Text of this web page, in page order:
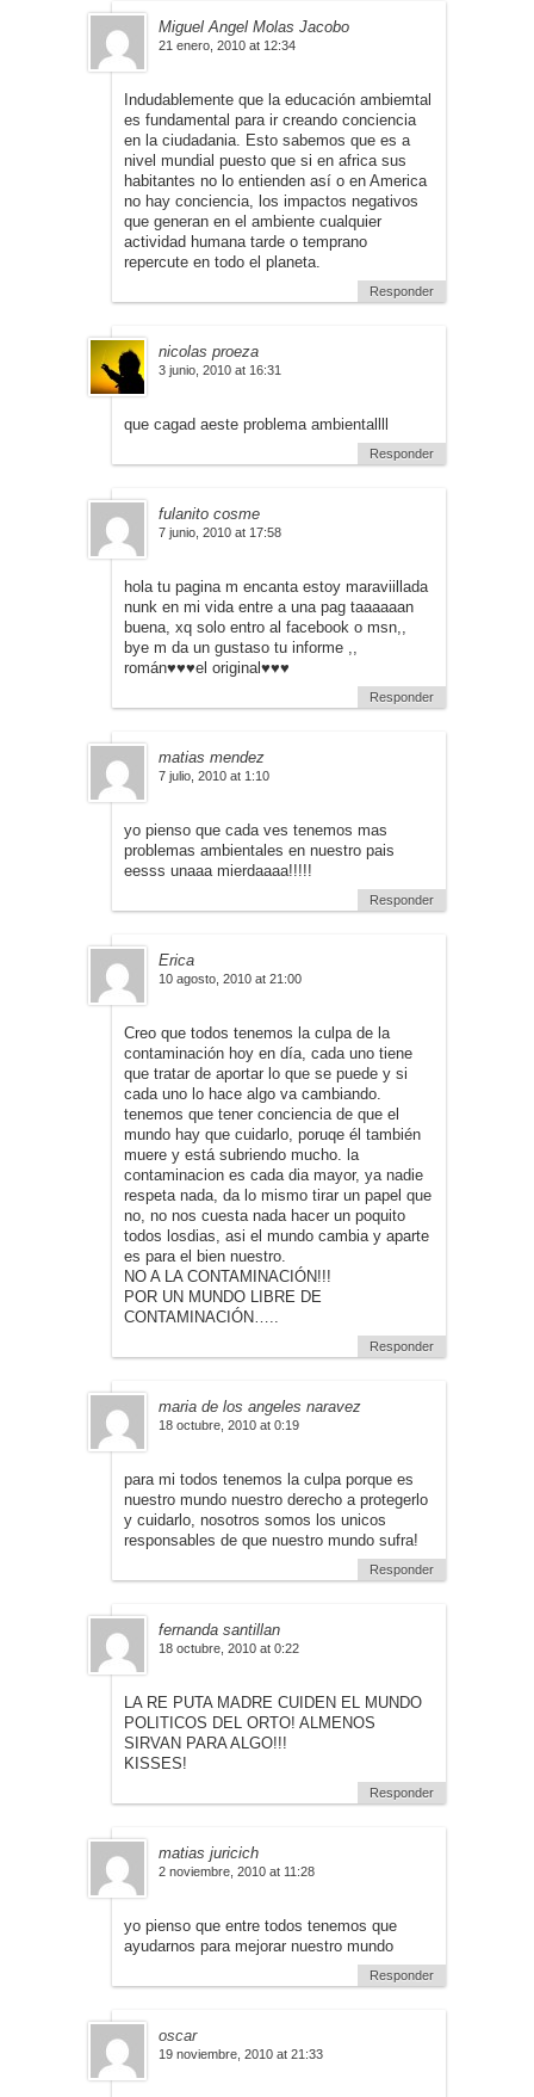
Miguel Angel Molas Jacobo
21 enero, 2010 at 12:34
Indudablemente que la educación ambiemtal
es fundamental para ir creando conciencia
en la ciudadania. Esto sabemos que es a
nivel mundial puesto que si en africa sus
habitantes no lo entienden así o en America
no hay conciencia, los impactos negativos
que generan en el ambiente cualquier
actividad humana tarde o temprano
repercute en todo el planeta.
Responder
nicolas proeza
3 junio, 2010 at 16:31
que cagad aeste problema ambientallll
Responder
fulanito cosme
7 junio, 2010 at 17:58
hola tu pagina m encanta estoy maraviillada
nunk en mi vida entre a una pag taaaaaan
buena, xq solo entro al facebook o msn,,
bye m da un gustaso tu informe ,,
román♥♥♥el original♥♥♥
Responder
matias mendez
7 julio, 2010 at 1:10
yo pienso que cada ves tenemos mas
problemas ambientales en nuestro pais
eesss unaaa mierdaaaa!!!!!
Responder
Erica
10 agosto, 2010 at 21:00
Creo que todos tenemos la culpa de la
contaminación hoy en día, cada uno tiene
que tratar de aportar lo que se puede y si
cada uno lo hace algo va cambiando.
tenemos que tener conciencia de que el
mundo hay que cuidarlo, poruqe él también
muere y está subriendo mucho. la
contaminacion es cada dia mayor, ya nadie
respeta nada, da lo mismo tirar un papel que
no, no nos cuesta nada hacer un poquito
todos losdias, asi el mundo cambia y aparte
es para el bien nuestro.
NO A LA CONTAMINACIÓN!!!
POR UN MUNDO LIBRE DE
CONTAMINACIÓN…..
Responder
maria de los angeles naravez
18 octubre, 2010 at 0:19
para mi todos tenemos la culpa porque es
nuestro mundo nuestro derecho a protegerlo
y cuidarlo, nosotros somos los unicos
responsables de que nuestro mundo sufra!
Responder
fernanda santillan
18 octubre, 2010 at 0:22
LA RE PUTA MADRE CUIDEN EL MUNDO
POLITICOS DEL ORTO! ALMENOS
SIRVAN PARA ALGO!!!
KISSES!
Responder
matias juricich
2 noviembre, 2010 at 11:28
yo pienso que entre todos tenemos que
ayudarnos para mejorar nuestro mundo
Responder
oscar
19 noviembre, 2010 at 21:33